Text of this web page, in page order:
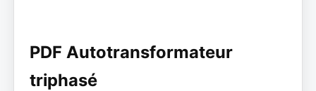
PDF Autotransformateur
triphasé